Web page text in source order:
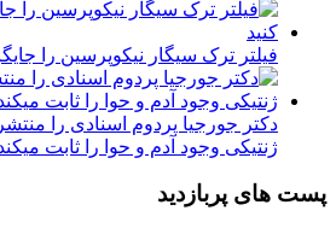
فیلتر ترک سیگار نیکوپرسین را
دکتر جورجیا پردوم اسنادی را
ژنتیکی وجود آدم و حوا را ثابت
پست های پربازدید